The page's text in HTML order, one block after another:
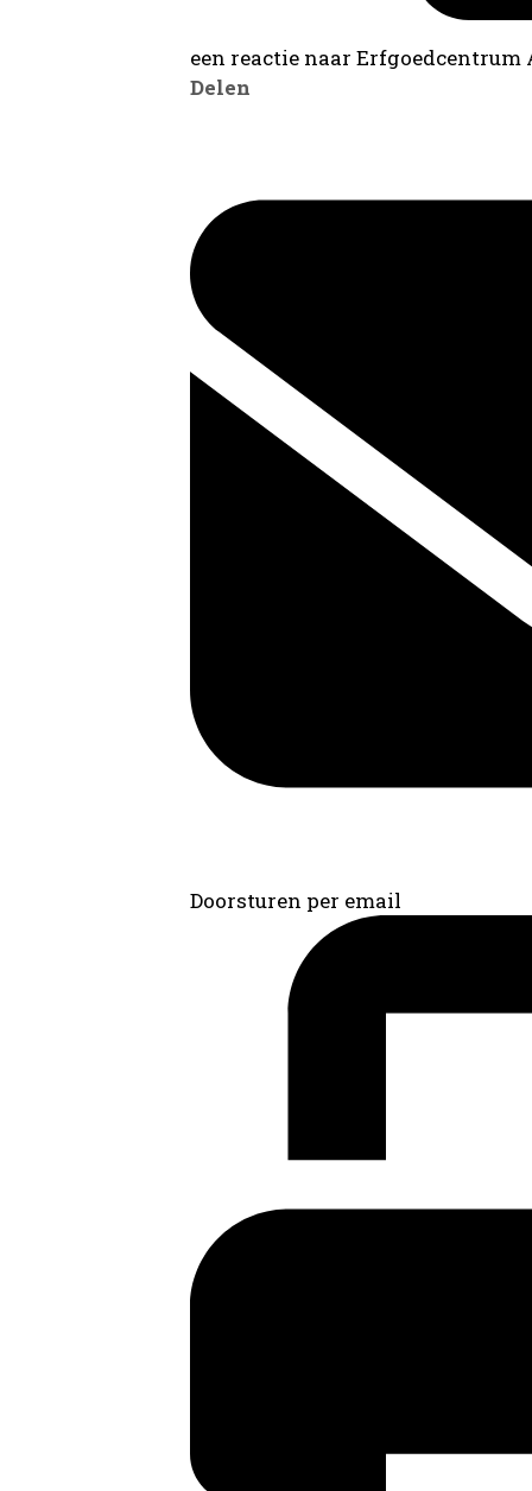
een reactie naar
Delen
Doorsturen per email